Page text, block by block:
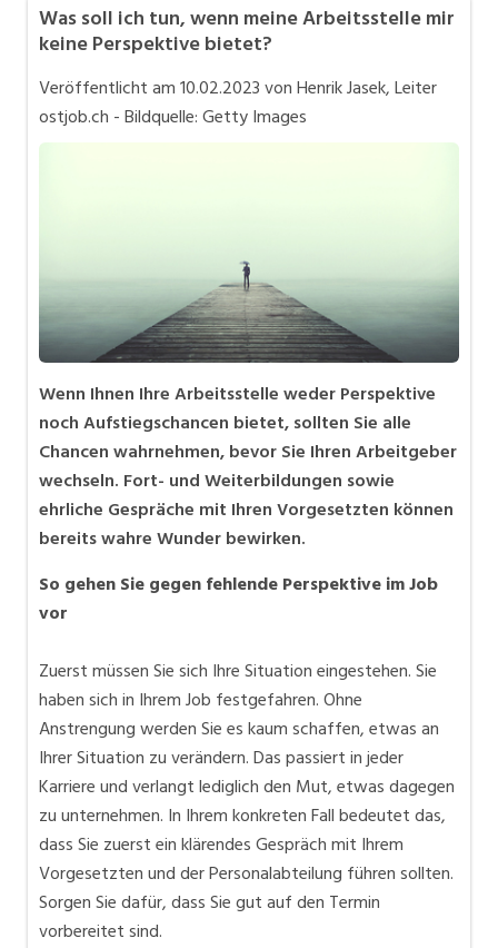
Bewerbung
Job-Coach
Videos
Was soll ich tun, wenn meine Arbeitsstelle mir
keine Perspektive bietet?
Veröffentlicht am10.02.2023von Henrik Jasek, Leiter
ostjob.ch - Bildquelle: Getty Images
Wenn Ihnen Ihre Arbeitsstelle weder Perspektive
noch Aufstiegschancen bietet, sollten Sie alle
Chancen wahrnehmen, bevor Sie Ihren Arbeitgeber
wechseln. Fort- und Weiterbildungen sowie
ehrliche Gespräche mit Ihren Vorgesetzten können
bereits wahre Wunder bewirken.
So gehen Sie gegen fehlende Perspektive im Job
vor
Zuerst müssen Sie sich Ihre Situation eingestehen. Sie
haben sich in Ihrem Job festgefahren. Ohne
Anstrengung werden Sie es kaum schaffen, etwas an
Ihrer Situation zu verändern. Das passiert in jeder
Karriere und verlangt lediglich den Mut, etwas dagegen
zu unternehmen. In Ihrem konkreten Fall bedeutet das,
dass Sie zuerst ein klärendes Gespräch mit Ihrem
Vorgesetzten und der Personalabteilung führen sollten.
Sorgen Sie dafür, dass Sie gut auf den Termin
vorbereitet sind.